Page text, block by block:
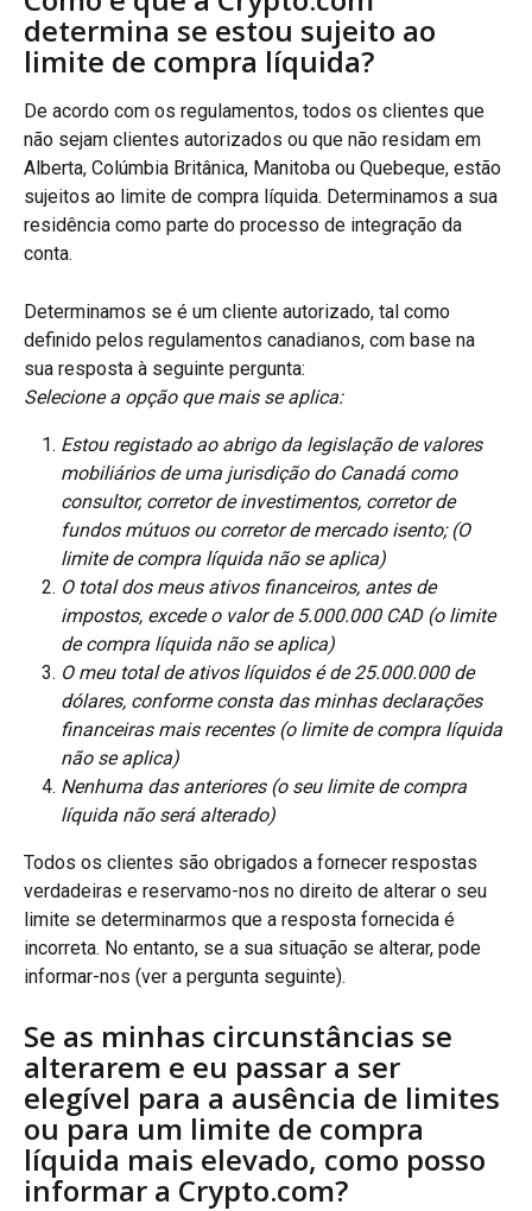
determina se estou sujeito ao
limite de compra líquida?
De acordo com os regulamentos, todos os clientes que
não sejam clientes autorizados ou que não residam em
Alberta, Colúmbia Britânica, Manitoba ou Quebeque, estão
sujeitos ao limite de compra líquida. Determinamos a sua
residência como parte do processo de integração da
conta.
Determinamos se é um cliente autorizado, tal como
definido pelos regulamentos canadianos, com base na
sua resposta à seguinte pergunta:
Selecione a opção que mais se aplica:
Estou registado ao abrigo da legislação de valores
mobiliários de uma jurisdição do Canadá como
consultor, corretor de investimentos, corretor de
fundos mútuos ou corretor de mercado isento; (O
limite de compra líquida não se aplica)
O total dos meus ativos financeiros, antes de
impostos, excede o valor de 5.000.000 CAD (o limite
de compra líquida não se aplica)
O meu total de ativos líquidos é de 25.000.000 de
dólares, conforme consta das minhas declarações
financeiras mais recentes (o limite de compra líquida
não se aplica)
Nenhuma das anteriores (o seu limite de compra
líquida não será alterado)
Todos os clientes são obrigados a fornecer respostas
verdadeiras e reservamo-nos no direito de alterar o seu
limite se determinarmos que a resposta fornecida é
incorreta. No entanto, se a sua situação se alterar, pode
informar-nos (ver a pergunta seguinte).
Se as minhas circunstâncias se
alterarem e eu passar a ser
elegível para a ausência de limites
ou para um limite de compra
líquida mais elevado, como posso
informar a Crypto.com?